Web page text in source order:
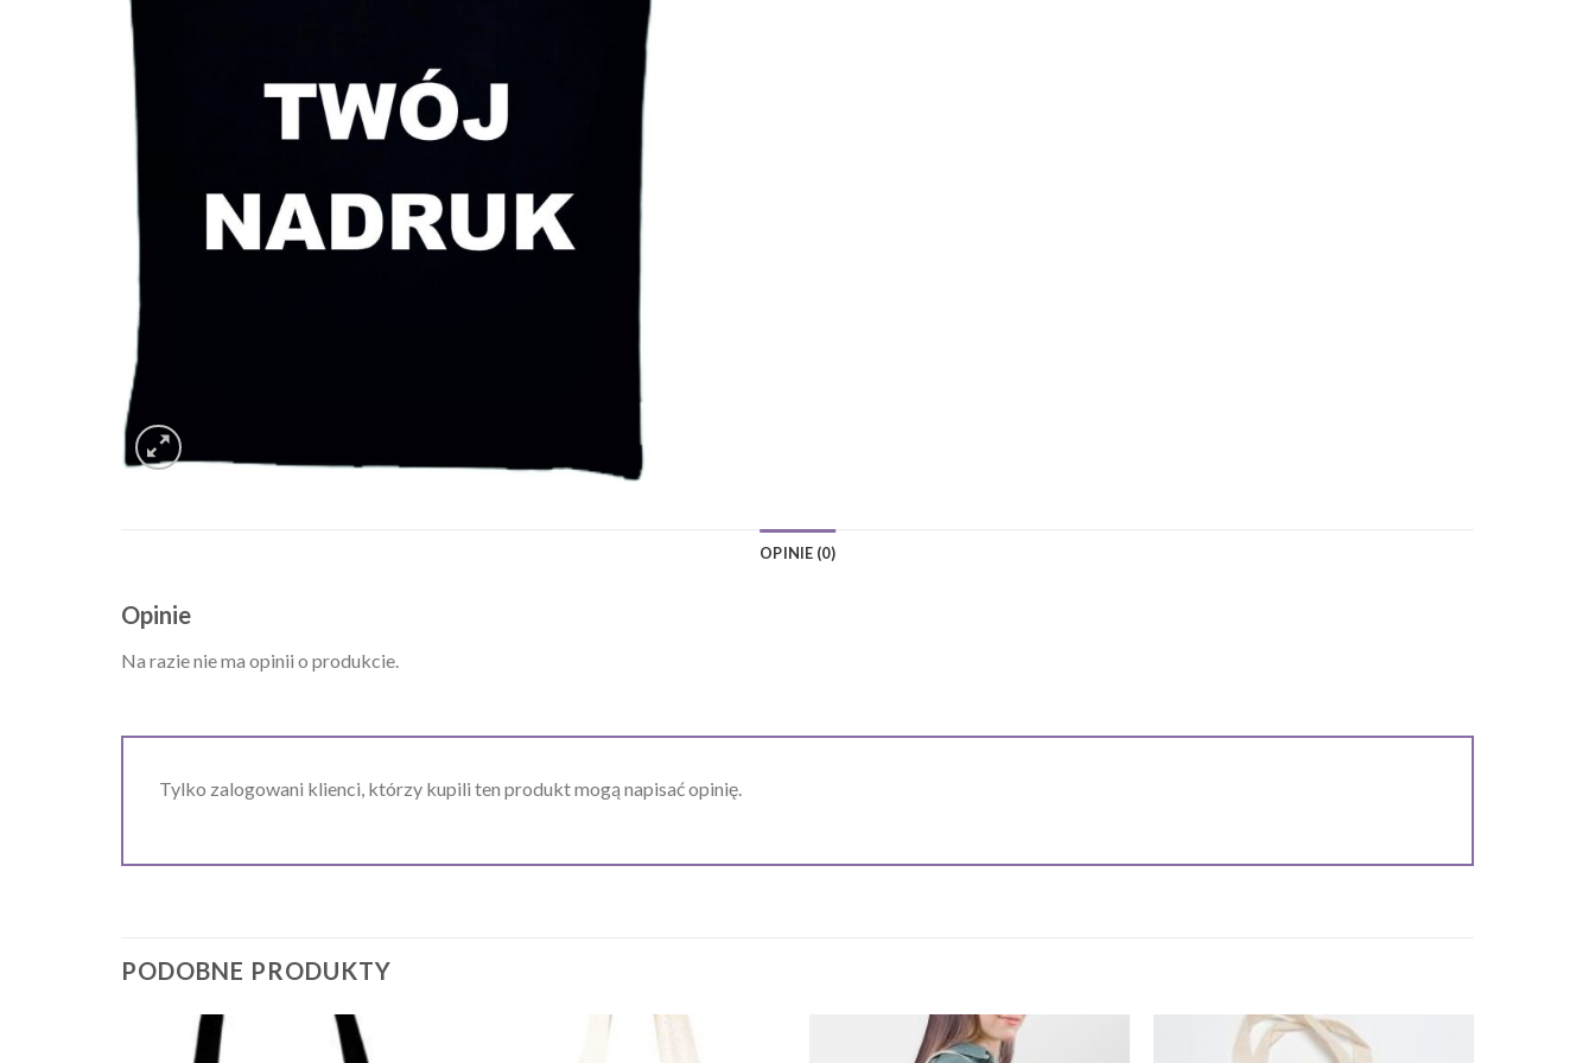
OPINIE (0)
Opinie
Na razie nie ma opinii o produkcie.
Tylko zalogowani klienci, którzy kupili ten produkt mogą napisać opinię.
PODOBNE PRODUKTY